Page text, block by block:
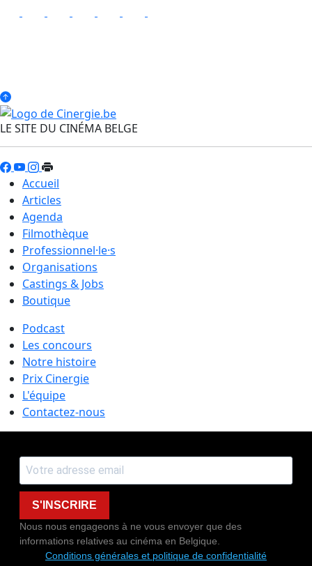
LE SITE DU CINÉMA BELGE
Accueil
Articles
Agenda
Filmothèque
Professionnel·le·s
Organisations
Castings & Jobs
Boutique
Podcast
Les concours
Notre histoire
Prix Cinergie
L'équipe
Contactez-nous
S'INSCRIRE
Nous nous engageons à ne vous envoyer que des
informations relatives au cinéma en Belgique.
Conditions générales et politique de confidentialité